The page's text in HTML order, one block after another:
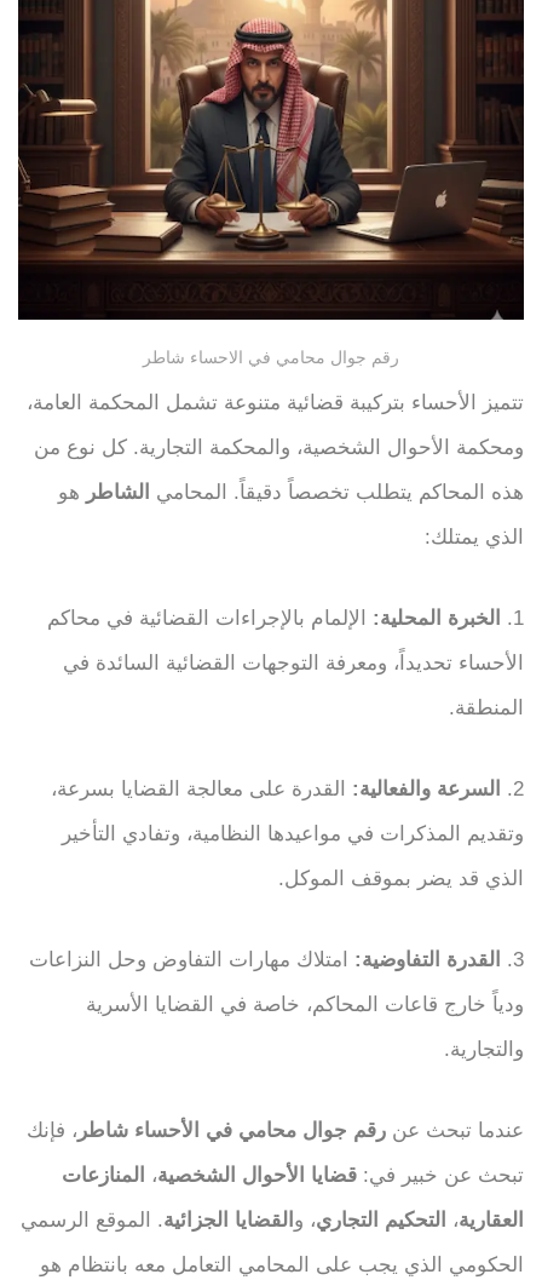
رقم جوال محامي في الاحساء شاطر
تتميز الأحساء بتركيبة قضائية متنوعة تشمل المحكمة العامة،
ومحكمة الأحوال الشخصية، والمحكمة التجارية. كل نوع من
هذه المحاكم يتطلب تخصصاً دقيقاً. المحامي الشاطر هو
الذي يمتلك:
1. الخبرة المحلية: الإلمام بالإجراءات القضائية في محاكم
الأحساء تحديداً، ومعرفة التوجهات القضائية السائدة في
المنطقة.
2. السرعة والفعالية: القدرة على معالجة القضايا بسرعة،
وتقديم المذكرات في مواعيدها النظامية، وتفادي التأخير
الذي قد يضر بموقف الموكل.
3. القدرة التفاوضية: امتلاك مهارات التفاوض وحل النزاعات
ودياً خارج قاعات المحاكم، خاصة في القضايا الأسرية
والتجارية.
عندما تبحث عن رقم جوال محامي في الأحساء شاطر ، فإنك
تبحث عن خبير في: قضايا الأحوال الشخصية، المنازعات
العقارية، التحكيم التجاري، و القضايا الجزائية. الموقع الرسمي
الحكومي الذي يجب على المحامي التعامل معه بانتظام هو